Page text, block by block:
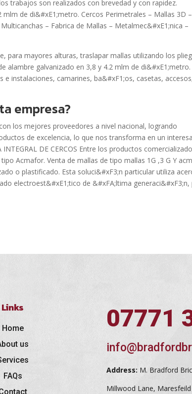
trabajos son realizados con brevedad y con rapidez.
de di&#xE1;metro. Cercos Perimetrales – Mallas 3D –
– Fabrica de Mallas – Metalmec&#xE1;nica –
para mayores alturas, traslapar mallas utilizando los
alambre galvanizado en 3,8 y 4.2 mlm de di&#xE1;metro.
instalaciones, camarines, ba&#xF1;os, casetas,
empresa?
los mejores proveedores a nivel nacional, logrando
de excelencia, lo que nos transforma en un
DE CERCOS Entre los productos
Acmafor. Venta de mallas de tipo mallas 1G ,3 G Y
o plastificado. Esta soluci&#xF3;n particular utiliza
electroest&#xE1;tico de &#xFA;ltima generaci&#xF3;n,
Links
Home
us
FAQs
07771
Address: M. Bradford
Millwood Lane, Maresfeild